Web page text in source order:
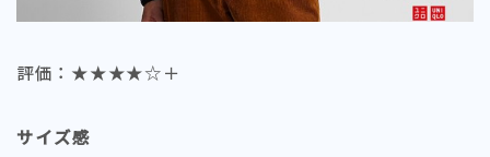
評価：★★★★☆＋
サイズ感